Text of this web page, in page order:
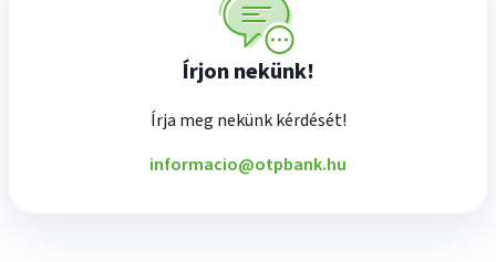
Írjon nekünk!
Írja meg nekünk kérdését!
informacio@otpbank.hu